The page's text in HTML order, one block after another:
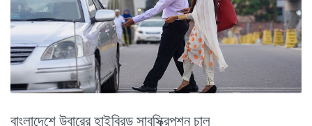
বাংলাদেশে উবারের হাইব্রিড সাবস্ক্রিপশন চালু